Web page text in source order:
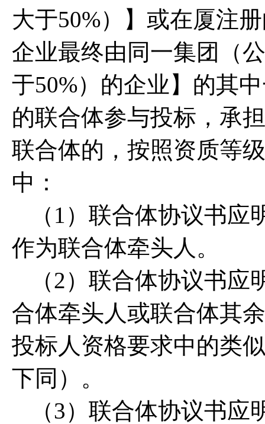
大于50%）】或在厦注
企业最终由同一集团（
于50%）的企业】的其
的联合体参与投标，承
联合体的，按照资质等
中：
（1）联合体协议书
作为联合体牵头人。
（2）联合体协议书
合体牵头人或联合体其
投标人资格要求中的类
下同）。
（3）联合体协议书